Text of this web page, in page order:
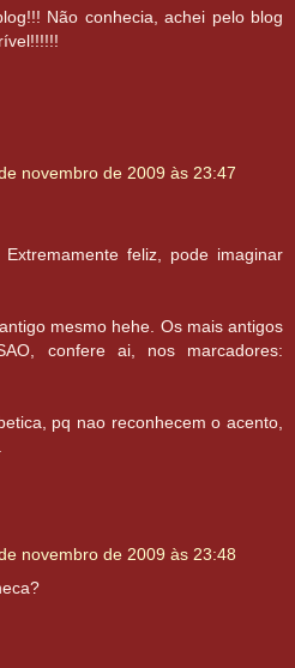
Não conhecia, achei pelo blog
novembro de 2009 às 23:47
feliz, pode imaginar
mesmo hehe. Os mais antigos
confere ai, nos marcadores:
pq nao reconhecem o acento,
novembro de 2009 às 23:48